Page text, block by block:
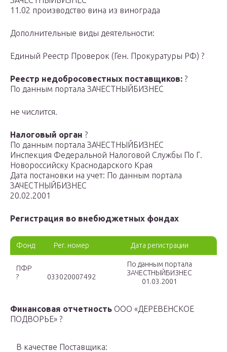
11.02 производство вина из винограда
Дополнительные виды деятельности:
Единый Реестр Проверок (Ген. Прокуратуры РФ) ?
Реестр недобросовестных поставщиков: ?
По данным портала ЗАЧЕСТНЫЙБИЗНЕС
не числится.
Налоговый орган ?
По данным портала ЗАЧЕСТНЫЙБИЗНЕС
Инспекция Федеральной Налоговой Службы По Г.
Новороссийску Краснодарского Края
Дата постановки на учет: По данным портала
ЗАЧЕСТНЫЙБИЗНЕС
20.02.2001
Регистрация во внебюджетных фондах
Фонд Рег. номер Дата регистрации
ПФР
?
033020007492
По данным портала
ЗАЧЕСТНЫЙБИЗНЕС
01.03.2001
Финансовая отчетность ООО «ДЕРЕВЕНСКОЕ
ПОДВОРЬЕ» ?
В качестве Поставщика: